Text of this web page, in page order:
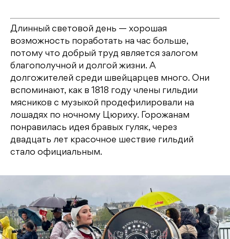
Длинный световой день — хорошая
возможность поработать на час больше,
потому что добрый труд является залогом
благополучной и долгой жизни. А
долгожителей среди швейцарцев много. Они
вспоминают, как в 1818 году члены гильдии
мясников с музыкой продефилировали на
лошадях по ночному Цюриху. Горожанам
понравилась идея бравых гуляк, через
двадцать лет красочное шествие гильдий
стало официальным.